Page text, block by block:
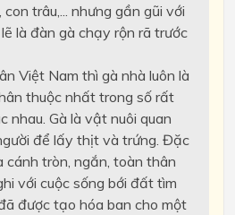
trâu,... nhưng gần gũi với
là đàn gà chạy rộn rã trước
Việt Nam thì gà nhà luôn là
thuộc nhất trong số rất
nhau. Gà là vật nuôi quan
để lấy thịt và trứng. Đặc
cánh tròn, ngắn, toàn thân
với cuộc sống bới đất tìm
được tạo hóa ban cho một